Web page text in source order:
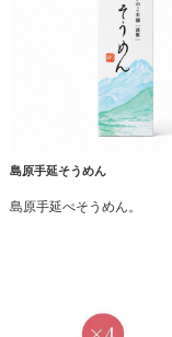
島原手延そうめん
島原手延べそうめん。